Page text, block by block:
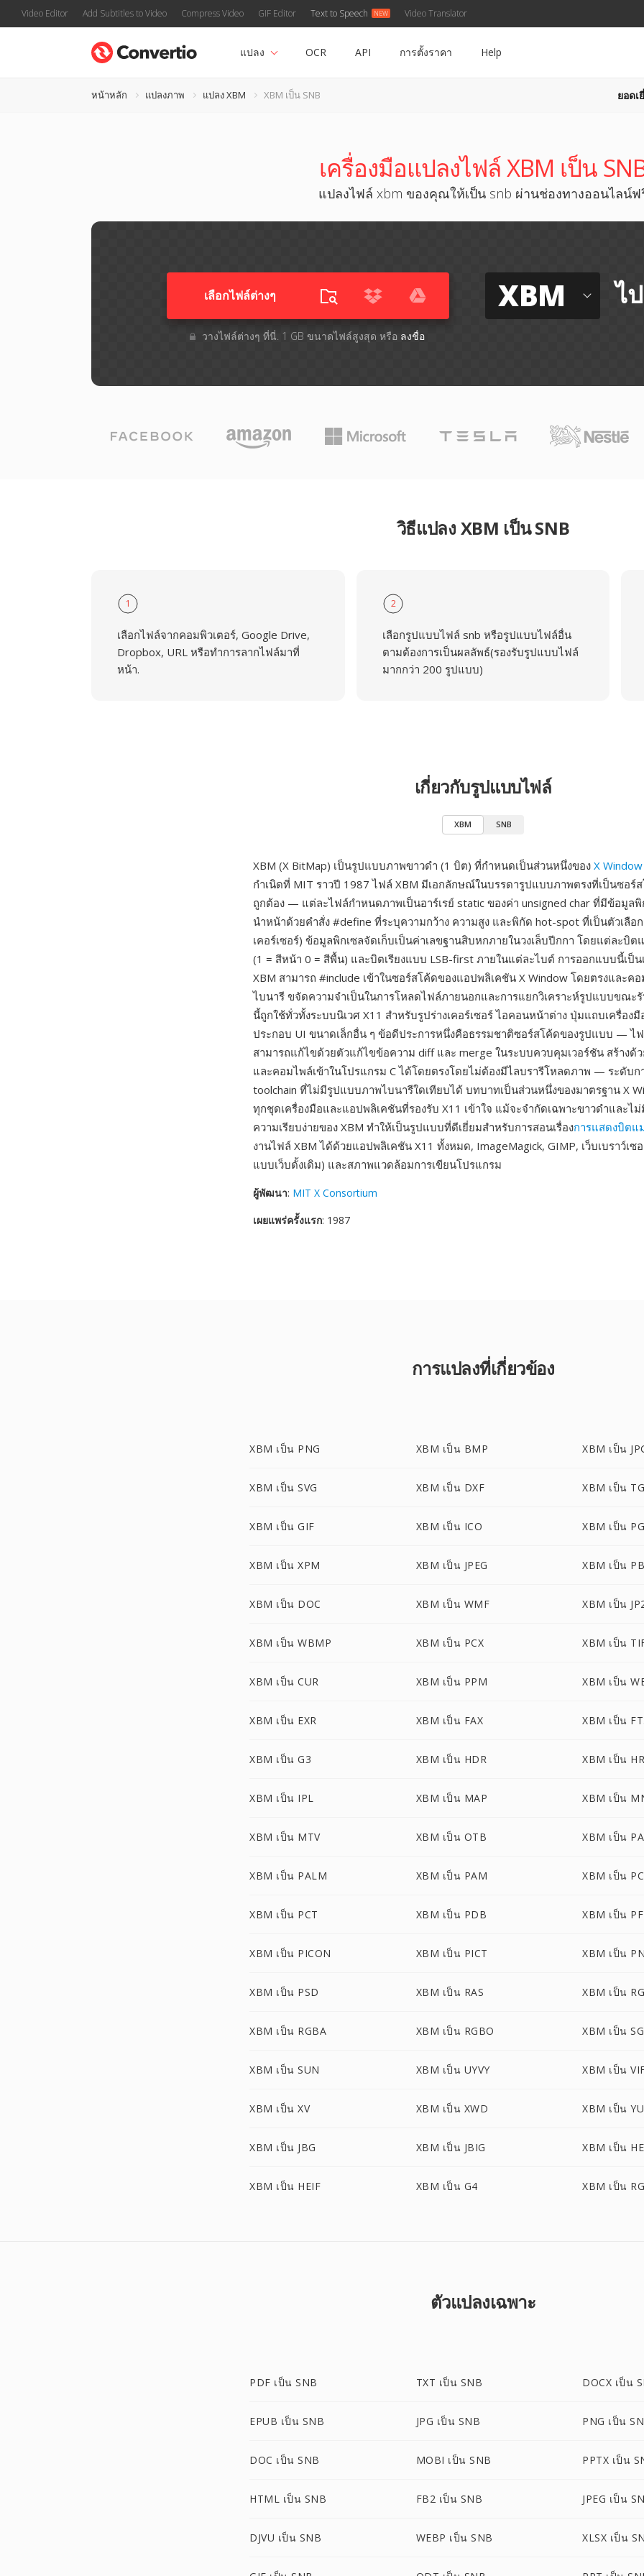
Video Editor Add Subtitles to Video Compress Video GIF Editor Text to Speech Video Translator
แปลง OCR API การตั้งราคา Help
หน้าหลัก แปลงภาพ แปลง XBM XBM เป็น SNB ยอดเ
เครื่องมือแปลงไฟล์ XBM เป็น
แปลงไฟล์ xbm ของคุณให้เป็น snb ผ่านช่องทางออนไลน์ฟ
เลือกไฟล์ต่างๆ​
วางไฟล์ต่างๆ​ ที่นี่. 1 GB ขนาดไฟล์สูงสุด หรือ ลงชื่อ
XBM ไ
วิธีแปลง XBM เป็น SNB
1
เลือกไฟล์จากคอมพิวเตอร์, Google Drive,
Dropbox, URL หรือทำการลากไฟล์มาที่
หน้า.
2
เลือกรูปแบบไฟล์ snb หรือรูปแบบไฟล์อื่น
ตามต้องการเป็นผลลัพธ์(รองรับรูปแบบไฟล์
มากกว่า 200 รูปแบบ)
เกี่ยวกับรูปแบบไฟล์
XBM SNB
XBM (X BitMap) เป็นรูปแบบภาพขาวดำ (1 บิต) ที่กำหนดเป็นส่วนหนึ่งของ X
กำเนิดที่ MIT ราวปี 1987 ไฟล์ XBM มีเอกลักษณ์ในบรรดารูปแบบภาพตรงที่เป็นซอร์
ถูกต้อง — แต่ละไฟล์กำหนดภาพเป็นอาร์เรย์ static ของค่า unsigned char ที่มีข้อมูล
นำหน้าด้วยคำสั่ง #define ที่ระบุความกว้าง ความสูง และพิกัด hot-spot ที่เป็นตัวเลือ
เคอร์เซอร์) ข้อมูลพิกเซลจัดเก็บเป็นค่าเลขฐานสิบหกภายในวงเล็บปีกกา โดยแต่ละบิต
(1 = สีหน้า 0 = สีพื้น) และบิตเรียงแบบ LSB-first ภายในแต่ละไบต์ การออกแบบนี้เป็
XBM สามารถ #include เข้าในซอร์สโค้ดของแอปพลิเคชัน X Window โดยตรงและคอ
ไบนารี ขจัดความจำเป็นในการโหลดไฟล์ภายนอกและการแยกวิเคราะห์รูปแบบขณะ
นี้ถูกใช้ทั่วทั้งระบบนิเวศ X11 สำหรับรูปร่างเคอร์เซอร์ ไอคอนหน้าต่าง ปุ่มแถบเครื่อง
ประกอบ UI ขนาดเล็กอื่น ๆ ข้อดีประการหนึ่งคือธรรมชาติซอร์สโค้ดของรูปแบบ — ไฟ
สามารถแก้ไขด้วยตัวแก้ไขข้อความ diff และ merge ในระบบควบคุมเวอร์ชัน สร้างด้
และคอมไพล์เข้าในโปรแกรม C ได้โดยตรงโดยไม่ต้องมีไลบรารีโหลดภาพ — ระดับ
toolchain ที่ไม่มีรูปแบบภาพไบนารีใดเทียบได้ บทบาทเป็นส่วนหนึ่งของมาตรฐาน X
ทุกชุดเครื่องมือและแอปพลิเคชันที่รองรับ X11 เข้าใจ แม้จะจำกัดเฉพาะขาวดำและไ
ความเรียบง่ายของ XBM ทำให้เป็นรูปแบบที่ดีเยี่ยมสำหรับการสอนเรื่องการแสดงบิตแ
งานไฟล์ XBM ได้ด้วยแอปพลิเคชัน X11 ทั้งหมด, ImageMagick, GIMP, เว็บเบราว์เซ
แบบเว็บดั้งเดิม) และสภาพแวดล้อมการเขียนโปรแกรม
ผู้พัฒนา: MIT X Consortium
เผยแพร่ครั้งแรก: 1987
การแปลงที่เกี่ยวข้อง
XBM เป็น PNG XBM เป็น BMP XBM เป็น
XBM เป็น SVG XBM เป็น DXF XBM เป็น
XBM เป็น GIF XBM เป็น ICO XBM เป็น
XBM เป็น XPM XBM เป็น JPEG XBM เป็น
XBM เป็น DOC XBM เป็น WMF XBM เป็น
XBM เป็น WBMP XBM เป็น PCX XBM เป็น
XBM เป็น CUR XBM เป็น PPM XBM เป็น
XBM เป็น EXR XBM เป็น FAX XBM เป็น
XBM เป็น G3 XBM เป็น HDR XBM เป็น
XBM เป็น IPL XBM เป็น MAP XBM เป็น
XBM เป็น MTV XBM เป็น OTB XBM เป็น
XBM เป็น PALM XBM เป็น PAM XBM เป็น
XBM เป็น PCT XBM เป็น PDB XBM เป็น
XBM เป็น PICON XBM เป็น PICT XBM เป็น
XBM เป็น PSD XBM เป็น RAS XBM เป็น
XBM เป็น RGBA XBM เป็น RGBO XBM เป็น
XBM เป็น SUN XBM เป็น UYVY XBM เป็น
XBM เป็น XV XBM เป็น XWD XBM เป็น
XBM เป็น JBG XBM เป็น JBIG XBM เป็น
XBM เป็น HEIF XBM เป็น G4 XBM เป็น
ตัวแปลงเฉพาะ
PDF เป็น SNB TXT เป็น SNB DOCX เป็น
EPUB เป็น SNB JPG เป็น SNB PNG เป็น
DOC เป็น SNB MOBI เป็น SNB PPTX เป็น
HTML เป็น SNB FB2 เป็น SNB JPEG เป็น
DJVU เป็น SNB WEBP เป็น SNB XLSX เป็น